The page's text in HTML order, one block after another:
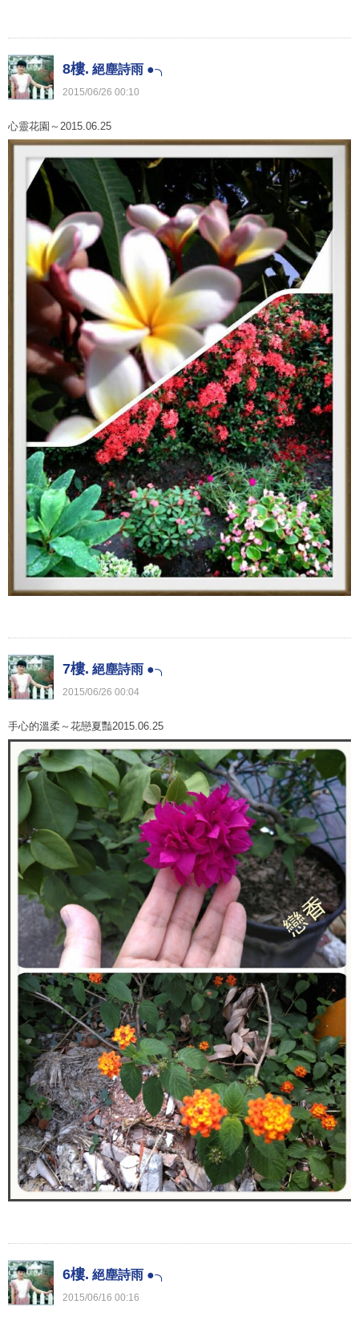
8樓. 絕塵詩雨 ●╮
2015/06/26 00:10
心靈花園～2015.06.25
7樓. 絕塵詩雨 ●╮
2015/06/26 00:04
手心的溫柔～花戀夏豔2015.06.25
6樓. 絕塵詩雨 ●╮
2015/06/16 00:16